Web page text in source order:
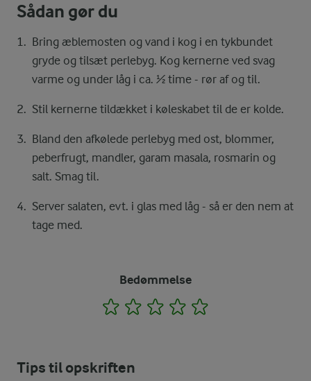
Sådan gør du
Bring æblemosten og vand i kog i en tykbundet
gryde og tilsæt perlebyg. Kog kernerne ved svag
varme og under låg i ca. ½ time - rør af og til.
Stil kernerne tildækket i køleskabet til de er kolde.
Bland den afkølede perlebyg med ost, blommer,
peberfrugt, mandler, garam masala, rosmarin og
salt. Smag til.
Server salaten, evt. i glas med låg - så er den nem at
tage med.
Bedømmelse
1 2 3 4
Tips til opskriften